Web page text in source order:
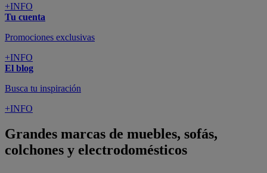
+INFO
Tu cuenta
Promociones exclusivas
+INFO
El blog
Busca tu inspiración
+INFO
Grandes marcas de muebles, sofás,
colchones y electrodomésticos